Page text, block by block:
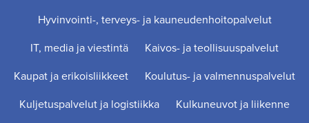
Hyvinvointi-, terveys- ja kauneudenhoitopalvelut
IT, media ja viestintä
Kaivos- ja teollisuuspalvelut
Kaupat ja erikoisliikkeet
Koulutus- ja valmennuspalvelut
Kuljetuspalvelut ja logistiikka
Kulkuneuvot ja liikenne